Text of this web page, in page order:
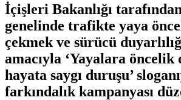
İçişleri Bakanlığı
genelinde trafikte yaya
çekmek ve sürücü
amacıyla ‘Yayalara öncelik
hayata saygı duruşu’
farkındalık kampanyası